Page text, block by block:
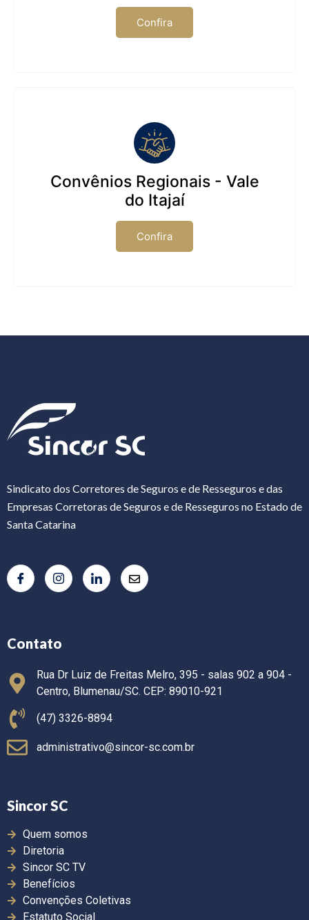
Confira
Convênios Regionais - Vale
do Itajaí
Confira
Sindicato dos Corretores de Seguros e de Resseguros e das
Empresas Corretoras de Seguros e de Resseguros no Estado de
Santa Catarina
Contato
Rua Dr Luiz de Freitas Melro, 395 - salas 902 a 904 -
Centro, Blumenau/SC. CEP: 89010-921
(47) 3326-8894
administrativo@sincor-sc.com.br
Sincor SC
Quem somos
Diretoria
Sincor SC TV
Benefícios
Convenções Coletivas
Estatuto Social